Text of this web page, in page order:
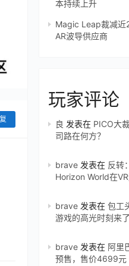
本持续上升
Magic Leap裁减近
AR波导供应商
玩家评论
良 发表在 PICO大
司路在何方？
brave 发表在 反转
Horizon World在
brave 发表在 包工
游戏的高光时刻来了
brave 发表在 阿里
预售，售价4699元